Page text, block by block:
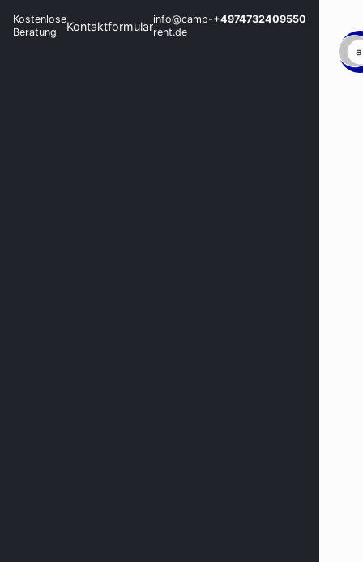
Kostenlose
Beratung
Kontaktformularinfo@camp-
rent.de
+4974732409550